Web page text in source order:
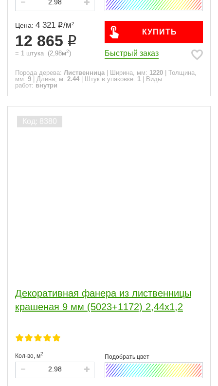
Цена: 4 321 /м2
12 865
= 1 штука (2,98м2)
КУПИТЬ
Быстрый заказ
Порода дерева: Лиственница Ширина, мм: 1220
Толщина,
мм: 9 Длина, м: 2.44 Штук в упаковке: 1
Виды
работ: внутри
Декоративная фанера из лиственницы
крашеная 9 мм (5023+1172) 2,44х1,2
Кол-во, м2